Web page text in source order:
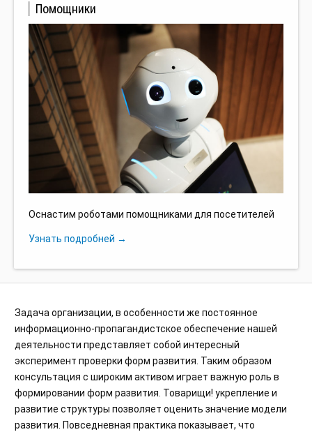
Помощники
Оснастим роботами помощниками для посетителей
Узнать подробней →
Задача организации, в особенности же постоянное
информационно-пропагандистское обеспечение нашей
деятельности представляет собой интересный
эксперимент проверки форм развития. Таким образом
консультация с широким активом играет важную роль в
формировании форм развития. Товарищи! укрепление и
развитие структуры позволяет оценить значение модели
развития. Повседневная практика показывает, что